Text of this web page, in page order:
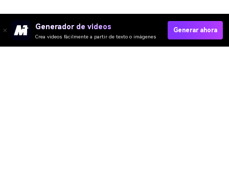
Generador de videos
Crea videos fácilmente a partir de texto o imágenes
Generar ahora